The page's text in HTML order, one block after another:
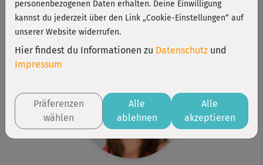
Anette Alvaredo
personenbezogenen Daten erhalten. Deine Einwilligung
kannst du jederzeit über den Link „Cookie-Einstellungen“ auf
unserer Website widerrufen.
Hier findest du Informationen zu Datenschutz und
Impressum
Präferenzen
wählen
Alle
ablehnen
Alle
akzeptieren